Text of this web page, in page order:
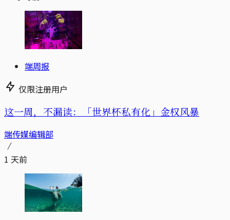
端周报
仅限注册用户
这一周，不漏读：「世界杯私有化」金权风暴
端传媒编辑部
1 天前